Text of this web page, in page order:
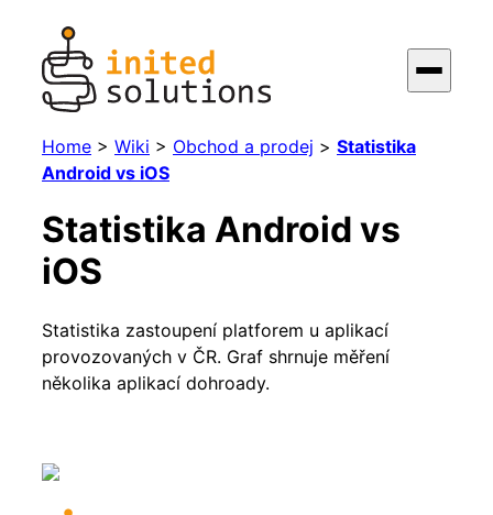
Home > Wiki > Obchod a prodej > Statistika
Android vs iOS
Statistika Android vs
iOS
Statistika zastoupení platforem u aplikací
provozovaných v ČR. Graf shrnuje měření
několika aplikací dohroady.